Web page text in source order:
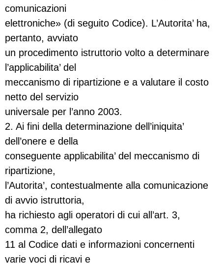
comunicazioni
elettroniche» (di seguito Codice). L’Autorita’ ha,
pertanto, avviato
un procedimento istruttorio volto a determinare
l’applicabilita’ del
meccanismo di ripartizione e a valutare il costo
netto del servizio
universale per l’anno 2003.
2. Ai fini della determinazione dell’iniquita’
dell’onere e della
conseguente applicabilita’ del meccanismo di
ripartizione,
l’Autorita’, contestualmente alla comunicazione
di avvio istruttoria,
ha richiesto agli operatori di cui all’art. 3,
comma 2, dell’allegato
11 al Codice dati e informazioni concernenti
varie voci di ricavi e